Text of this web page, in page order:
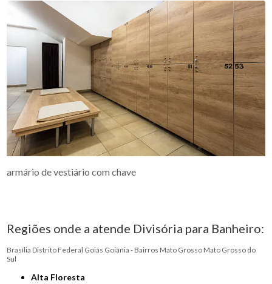
armário de vestiário com chave
Regiões onde a atende Divisória para Banheiro:
Brasília Distrito Federal Goiás Goiânia - Bairros Mato Grosso Mato Grosso do
Sul
Alta Floresta